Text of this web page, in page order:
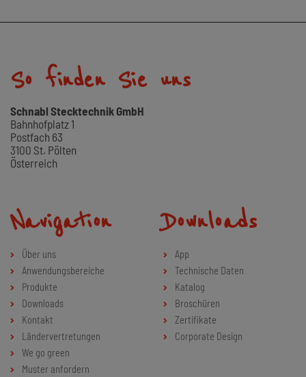
So finden Sie uns
Schnabl Stecktechnik GmbH
Bahnhofplatz 1
Postfach 63
3100 St. Pölten
Österreich
Navigation
Über uns
Anwendungsbereiche
Produkte
Downloads
Kontakt
Ländervertretungen
We go green
Muster anfordern
Downloads
App
Technische Daten
Katalog
Broschüren
Zertifikate
Corporate Design